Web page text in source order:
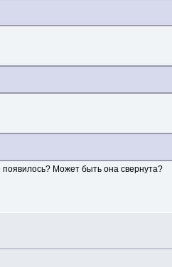
Может быть она свернута?